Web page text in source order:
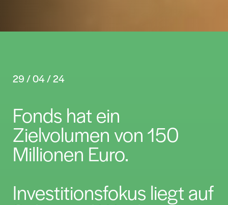
einbringen.
Fonds gemeinsam mit erfahrenen und
Mit gut vorbereiteten Investitionen in die
Erzeugung von erneuerbaren Energien
tragen wir aktiv dazu bei, die
Energieversorgung der Zukunft zu sichern
wichtiger Teil unserer